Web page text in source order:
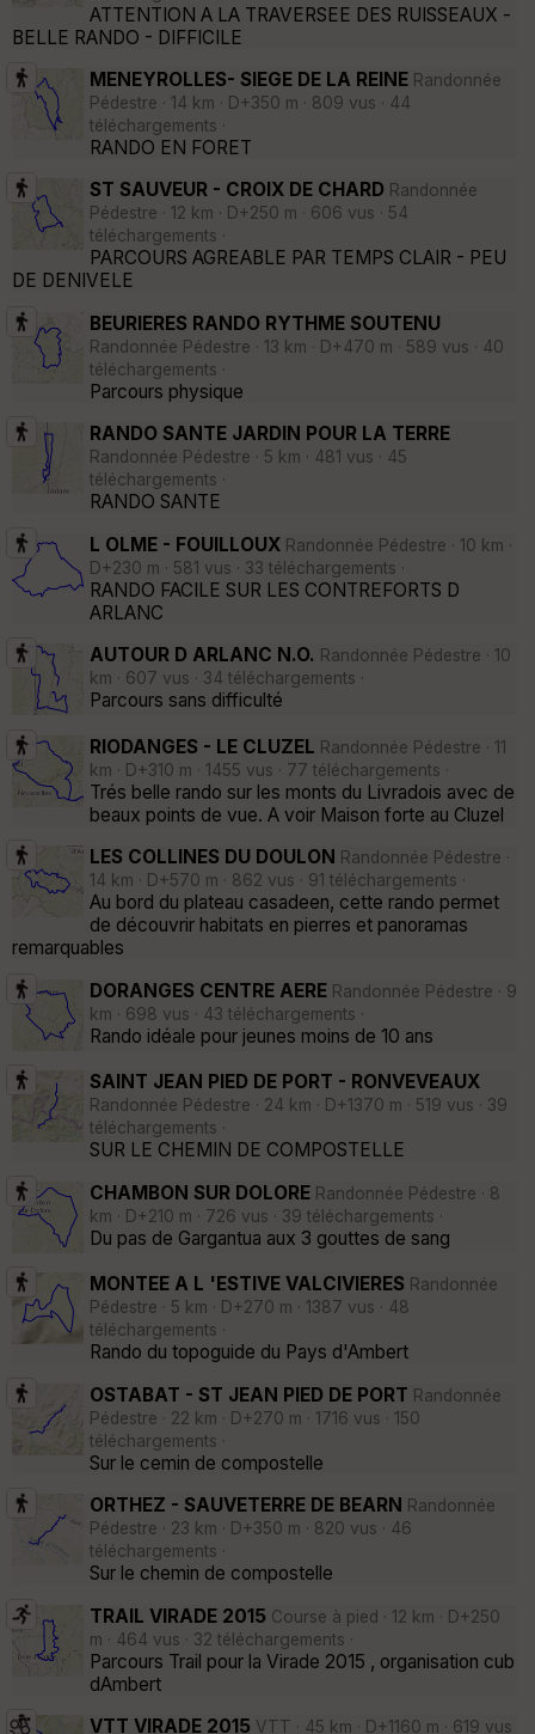
ATTENTION A LA TRAVERSEE DES RUISSEAUX -
BELLE RANDO - DIFFICILE
MENEYROLLES- SIEGE DE LA REINE Randonnée
Pédestre · 14 km · D+350 m · 809 vus · 44
téléchargements ·
RANDO EN FORET
ST SAUVEUR - CROIX DE CHARD Randonnée
Pédestre · 12 km · D+250 m · 606 vus · 54
téléchargements ·
PARCOURS AGREABLE PAR TEMPS CLAIR - PEU
DE DENIVELE
BEURIERES RANDO RYTHME SOUTENU
Randonnée Pédestre · 13 km · D+470 m · 589 vus · 40
téléchargements ·
Parcours physique
RANDO SANTE JARDIN POUR LA TERRE
Randonnée Pédestre · 5 km · 481 vus · 45
téléchargements ·
RANDO SANTE
L OLME - FOUILLOUX Randonnée Pédestre · 10 km ·
D+230 m · 581 vus · 33 téléchargements ·
RANDO FACILE SUR LES CONTREFORTS D
ARLANC
AUTOUR D ARLANC N.O. Randonnée Pédestre · 10
km · 607 vus · 34 téléchargements ·
Parcours sans difficulté
RIODANGES - LE CLUZEL Randonnée Pédestre · 11
km · D+310 m · 1455 vus · 77 téléchargements ·
Trés belle rando sur les monts du Livradois avec de
beaux points de vue. A voir Maison forte au Cluzel
LES COLLINES DU DOULON Randonnée Pédestre ·
14 km · D+570 m · 862 vus · 91 téléchargements ·
Au bord du plateau casadeen, cette rando permet
de découvrir habitats en pierres et panoramas
remarquables
DORANGES CENTRE AERE Randonnée Pédestre · 9
km · 698 vus · 43 téléchargements ·
Rando idéale pour jeunes moins de 10 ans
SAINT JEAN PIED DE PORT - RONVEVEAUX
Randonnée Pédestre · 24 km · D+1370 m · 519 vus · 39
téléchargements ·
SUR LE CHEMIN DE COMPOSTELLE
CHAMBON SUR DOLORE Randonnée Pédestre · 8
km · D+210 m · 726 vus · 39 téléchargements ·
Du pas de Gargantua aux 3 gouttes de sang
MONTEE A L 'ESTIVE VALCIVIERES Randonnée
Pédestre · 5 km · D+270 m · 1387 vus · 48
téléchargements ·
Rando du topoguide du Pays d'Ambert
OSTABAT - ST JEAN PIED DE PORT Randonnée
Pédestre · 22 km · D+270 m · 1716 vus · 150
téléchargements ·
Sur le cemin de compostelle
ORTHEZ - SAUVETERRE DE BEARN Randonnée
Pédestre · 23 km · D+350 m · 820 vus · 46
téléchargements ·
Sur le chemin de compostelle
TRAIL VIRADE 2015 Course à pied · 12 km · D+250
m · 464 vus · 32 téléchargements ·
Parcours Trail pour la Virade 2015 , organisation cub
dAmbert
VTT VIRADE 2015 VTT · 45 km · D+1160 m · 619 vus